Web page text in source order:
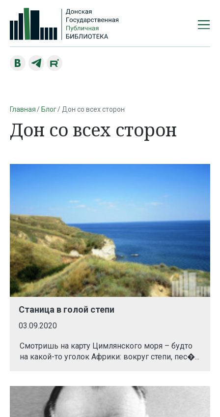
Главная Блог Дон со всех сторон
Дон со всех сторон
Станица в голой степи
03.09.2020
Смотришь на карту Цимлянского моря – будто
на какой-то уголок Африки: вокруг степи, пес�...